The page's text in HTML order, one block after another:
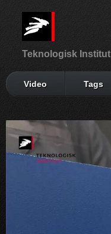
Teknologisk Institut
Video Tags